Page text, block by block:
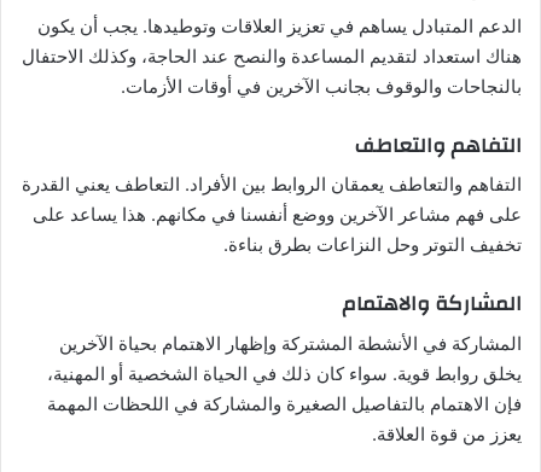
الدعم المتبادل يساهم في تعزيز العلاقات وتوطيدها. يجب أن يكون
هناك استعداد لتقديم المساعدة والنصح عند الحاجة، وكذلك الاحتفال
بالنجاحات والوقوف بجانب الآخرين في أوقات الأزمات.
التفاهم والتعاطف
التفاهم والتعاطف يعمقان الروابط بين الأفراد. التعاطف يعني القدرة
على فهم مشاعر الآخرين ووضع أنفسنا في مكانهم. هذا يساعد على
تخفيف التوتر وحل النزاعات بطرق بناءة.
المشاركة والاهتمام
المشاركة في الأنشطة المشتركة وإظهار الاهتمام بحياة الآخرين
يخلق روابط قوية. سواء كان ذلك في الحياة الشخصية أو المهنية،
فإن الاهتمام بالتفاصيل الصغيرة والمشاركة في اللحظات المهمة
يعزز من قوة العلاقة.